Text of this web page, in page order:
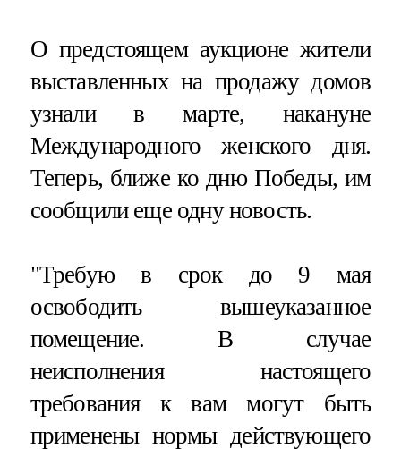
О предстоящем аукционе жители
выставленных на продажу домов
узнали в марте, накануне
Международного женского дня.
Теперь, ближе ко дню Победы, им
сообщили еще одну новость.
"Требую в срок до 9 мая
освободить вышеуказанное
помещение. В случае
неисполнения настоящего
требования к вам могут быть
применены нормы действующего